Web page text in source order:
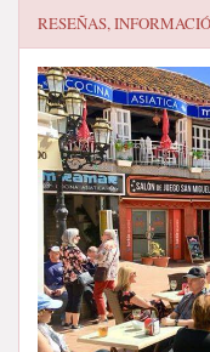
RESEÑAS,